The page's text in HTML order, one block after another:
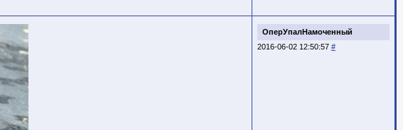
ОперУпалНамоченный
2016-06-02 12:50:57 #